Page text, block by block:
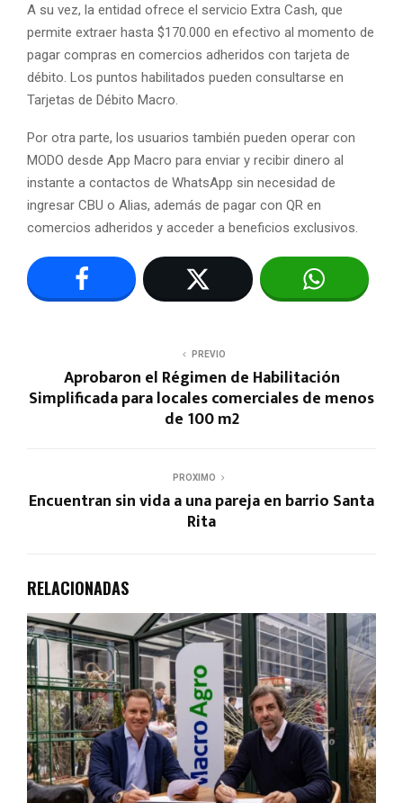
A su vez, la entidad ofrece el servicio Extra Cash, que
permite extraer hasta $170.000 en efectivo al momento de
pagar compras en comercios adheridos con tarjeta de
débito. Los puntos habilitados pueden consultarse en
Tarjetas de Débito Macro.
Por otra parte, los usuarios también pueden operar con
MODO desde App Macro para enviar y recibir dinero al
instante a contactos de WhatsApp sin necesidad de
ingresar CBU o Alias, además de pagar con QR en
comercios adheridos y acceder a beneficios exclusivos.
PREVIO
Aprobaron el Régimen de Habilitación
Simplificada para locales comerciales de menos
de 100 m2
PROXIMO
Encuentran sin vida a una pareja en barrio Santa
Rita
RELACIONADAS